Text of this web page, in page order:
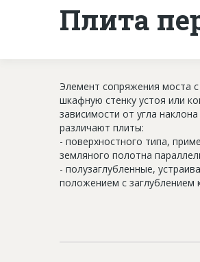
Плита
Элемент сопряжения моста
шкафную стенку устоя или
зависимости от угла
различают плиты:
- поверхностного типа,
земляного полотна
- полузаглубленные,
положением с заглублением